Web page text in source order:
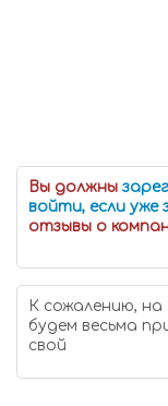
Вы должны
войти, если уже
отзывы о
К сожалению,
будем весьма
свой